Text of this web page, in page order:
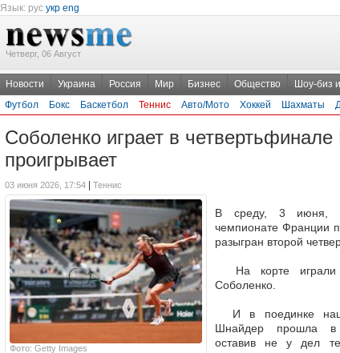
Язык: рус укр eng
Четверг, 06 Август
Новости Украина Россия Мир Бизнес Общество Шоу-биз
Футбол
Бокс Баскетбол Теннис Авто/Мото Хоккей Шахматы
Соболенко играет в
проигрывает
03 июня 2026, 17:54 Теннис
Фото: Getty Images
В среду, 3 июня,
чемпионате Франции
разыгран второй
На корте
Соболенко.
И в поединке
Шнайдер прошла в
оставив не у дел